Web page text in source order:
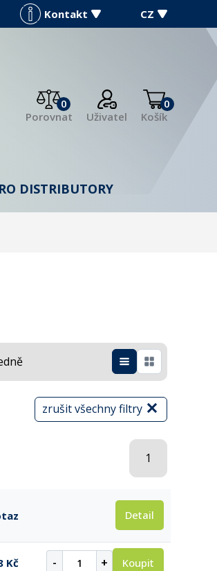
Kontakt CZ
0
Porovnat
Uživatel
0
Košík
DISTRIBUTORY
zrušit všechny filtry
1
Detail
Kč - + Koupit